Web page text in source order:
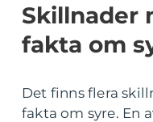
Skillnader
fakta om
Det finns flera
fakta om syre. En